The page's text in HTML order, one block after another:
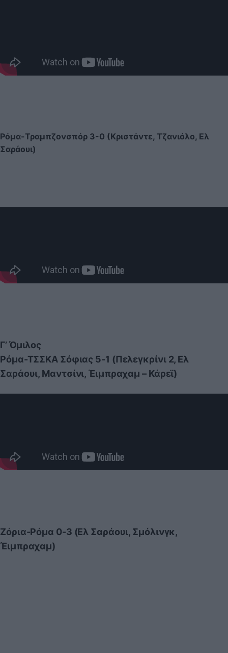
Ρόμα-Τραμπζονσπόρ 3-0 (Κριστάντε, Τζανιόλο, Ελ
Σαράουι)
Γ’ Όμιλος
Ρόμα-ΤΣΣΚΑ Σόφιας 5-1 (Πελεγκρίνι 2, Ελ
Σαράουι, Μαντσίνι, Έιμπραχαμ – Κάρεϊ)
Ζόρια-Ρόμα 0-3 (Ελ Σαράουι, Σμόλινγκ,
Έιμπραχαμ)